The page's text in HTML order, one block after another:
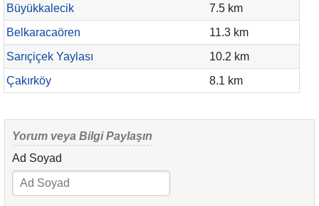
Büyükkalecik
7.5 km
Belkaracaören
11.3 km
Sarıçiçek Yaylası
10.2 km
Çakırköy
8.1 km
Yorum veya Bilgi Paylaşın
Ad Soyad